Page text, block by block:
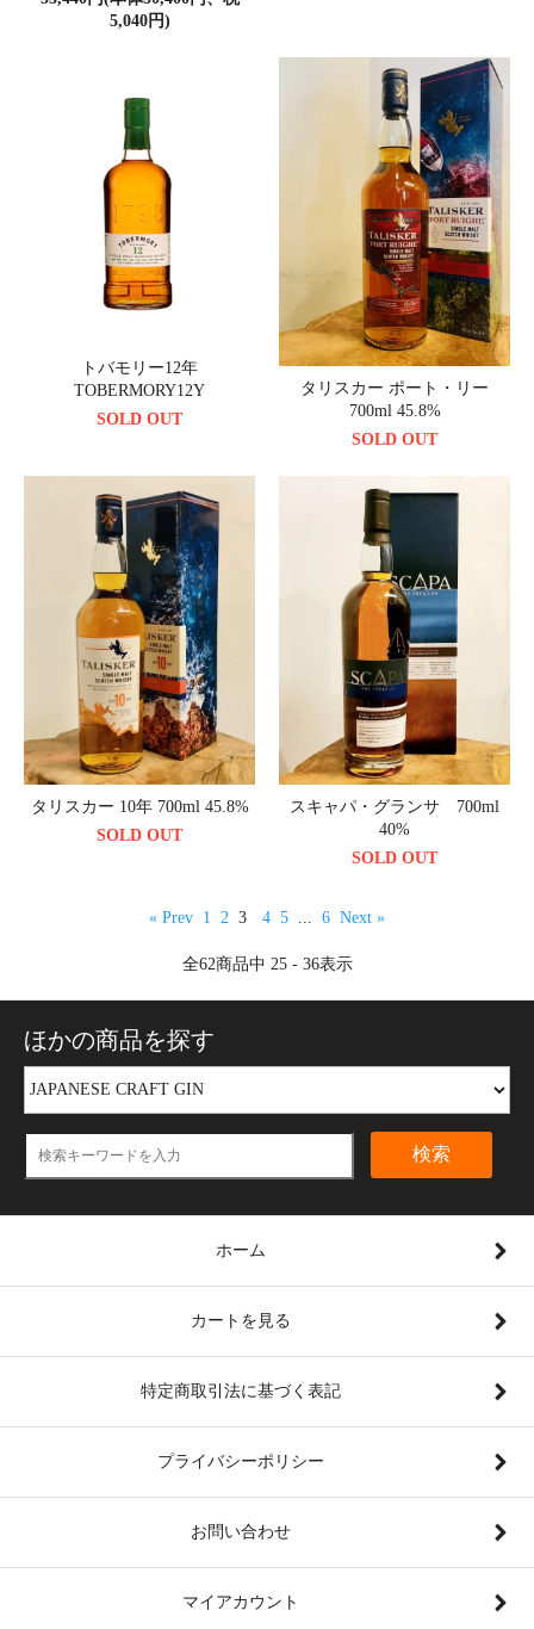
5,040円)
トバモリー12年
TOBERMORY12Y
SOLD OUT
タリスカー ポート・リー
700ml 45.8%
SOLD OUT
タリスカー 10年 700ml 45.8%
SOLD OUT
スキャパ・グランサ 700ml
40%
SOLD OUT
« Prev 1 2 3 4 5 6 Next »
全62商品中 25 - 36表示
ほかの商品を探す
検索
ホーム
カートを見る
特定商取引法に基づく表記
プライバシーポリシー
お問い合わせ
マイアカウント